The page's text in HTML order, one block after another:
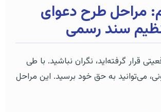
مراحل طرح دعوای
سند رسمی
قرار گرفته‌اید، نگران نباشید. با طی
می‌توانید به حق خود برسید. این مراحل